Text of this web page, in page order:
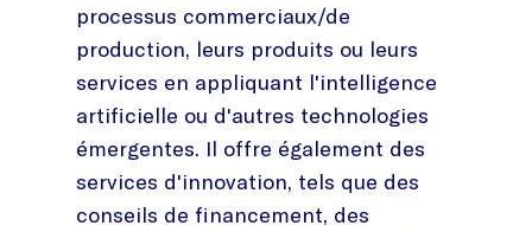
processus commerciaux/de
production, leurs produits ou leurs
services en appliquant l'intelligence
artificielle ou d'autres technologies
émergentes. Il offre également des
services d'innovation, tels que des
conseils de financement, des